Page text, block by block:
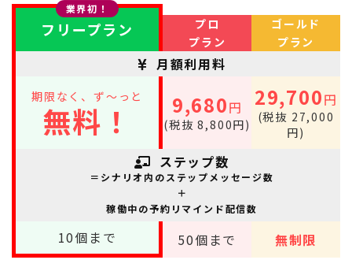
業界初！
フリープラン
プロ
プラン
ゴールド
プラン
月額利用料
期限なく、ず～っと
無料！ 9,680円
(税抜 8,800円)
29,700円
(税抜 27,000
円)
ステップ数
＝シナリオ内のステップメッセージ数
＋
稼働中の予約リマインド配信数
10個まで 50個まで 無制限